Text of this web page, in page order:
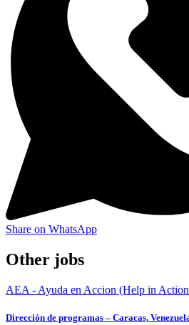
Share on WhatsApp
Other jobs
AEA - Ayuda en Accion (Help in
Dirección de programas – Caracas,